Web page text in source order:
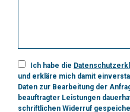
Ich habe die
und erkläre mich damit
Daten zur Bearbeitung der
beauftragter Leistungen
schriftlichen Widerruf